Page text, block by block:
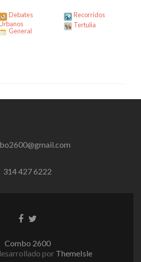
Debates
General
Recorridos
Tertulia
314 427 6222
EnlaceEnlace
Combo 2600
por ThemeIsle